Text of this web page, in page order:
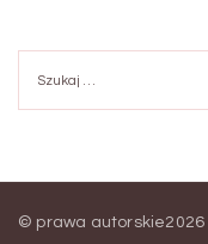
© prawa autorskie2026